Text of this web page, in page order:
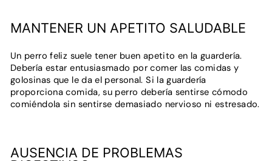
MANTENER UN APETITO SALUDABLE
Un perro feliz suele tener buen apetito en la guardería.
Debería estar entusiasmado por comer las comidas y
golosinas que le da el personal. Si la guardería
proporciona comida, su perro debería sentirse cómodo
comiéndola sin sentirse demasiado nervioso ni estresado.
AUSENCIA DE PROBLEMAS